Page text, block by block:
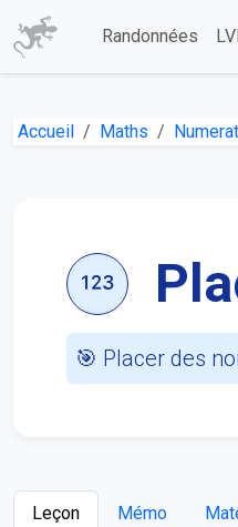
Randonnées
Accueil Maths
🎯 Placer des
Leçon Mémo